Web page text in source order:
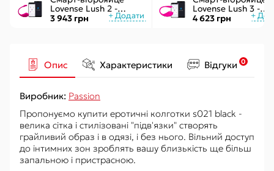
Lovense Lush 2 -
управління через
додаток
3 943 грн
Lovense Lush 3 -
керування через
інтернет
4 623 грн
Опис Характеристики Відгуки 0
Виробник: Passion
Пропонуємо купити еротичні колготки s021 black -
велика сітка і стилізовані "підв'язки" створять
грайливий образ і в одязі, і без нього. Вільний доступ
до інтимних зон зроблять вашу близькість ще більш
запальною і пристрасною.